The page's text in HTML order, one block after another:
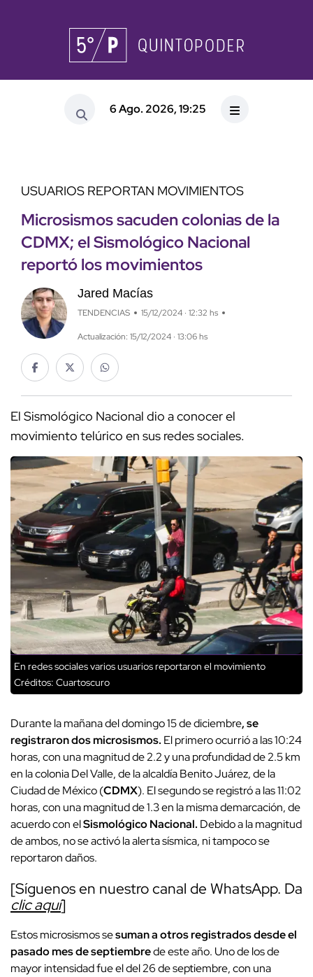
6 Ago. 2026, 19:25
USUARIOS REPORTAN MOVIMIENTOS
Microsismos sacuden colonias de la
CDMX; el Sismológico Nacional
reportó los movimientos
Jared Macías
TENDENCIAS 15/12/2024 · 12:32 hs
Actualización: 15/12/2024 · 13:06 hs
El Sismológico Nacional dio a conocer el
movimiento telúrico en sus redes sociales.
En redes sociales varios usuarios reportaron el movimiento
Créditos: Cuartoscuro
Durante la mañana del domingo 15 de diciembre, se
registraron dos microsismos. El primero ocurrió a las 10:24
horas, con una magnitud de 2.2 y una profundidad de 2.5 km
en la colonia Del Valle, de la alcaldía Benito Juárez, de la
Ciudad de México (CDMX). El segundo se registró a las 11:02
horas, con una magnitud de 1.3 en la misma demarcación, de
acuerdo con elSismológico Nacional. Debido a la magnitud
de ambos, no se activó la alerta sísmica, ni tampoco se
reportaron daños.
[Síguenos en nuestro canal de WhatsApp. Da
clic aquí]
Estos microsismos sesuman a otros registrados desde el
pasado mes de septiembrede este año. Uno de los de
mayor intensidad fue el del 26 de septiembre, con una